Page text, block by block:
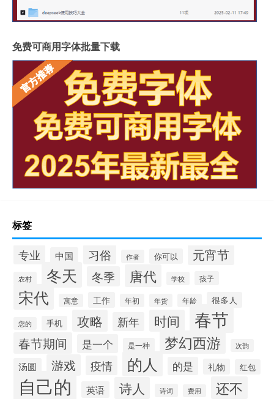
免费可商用字体批量下载
标签
专业 中国 习俗 作者 你可以 元宵节
农村 冬天 冬季 唐代 学校 孩子
宋代 寓意 工作 年初 年货 年龄 很多人
您的 手机 攻略 新年 时间 春节
春节期间 是一个 是一种 梦幻西游 次韵
汤圆 游戏 疫情 的人 的是 礼物 红包
自己的 英语 诗人 诗词 费用 还不